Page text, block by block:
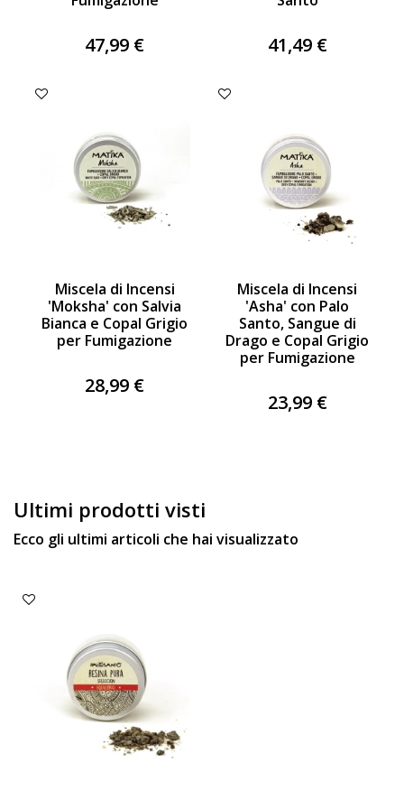
47,99 € 41,49 €
Miscela di Incensi
'Moksha' con Salvia
Bianca e Copal Grigio
per Fumigazione
28,99 €
Miscela di Incensi
'Asha' con Palo
Santo, Sangue di
Drago e Copal Grigio
per Fumigazione
23,99 €
Ultimi prodotti visti
Ecco gli ultimi articoli che hai visualizzato